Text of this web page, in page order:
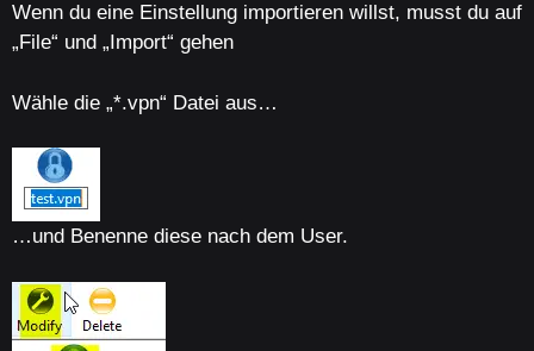
Wenn du eine Einstellung importieren willst, musst du auf
„File“ und „Import“ gehen
Wähle die „*.vpn“ Datei aus…
…und Benenne diese nach dem User.